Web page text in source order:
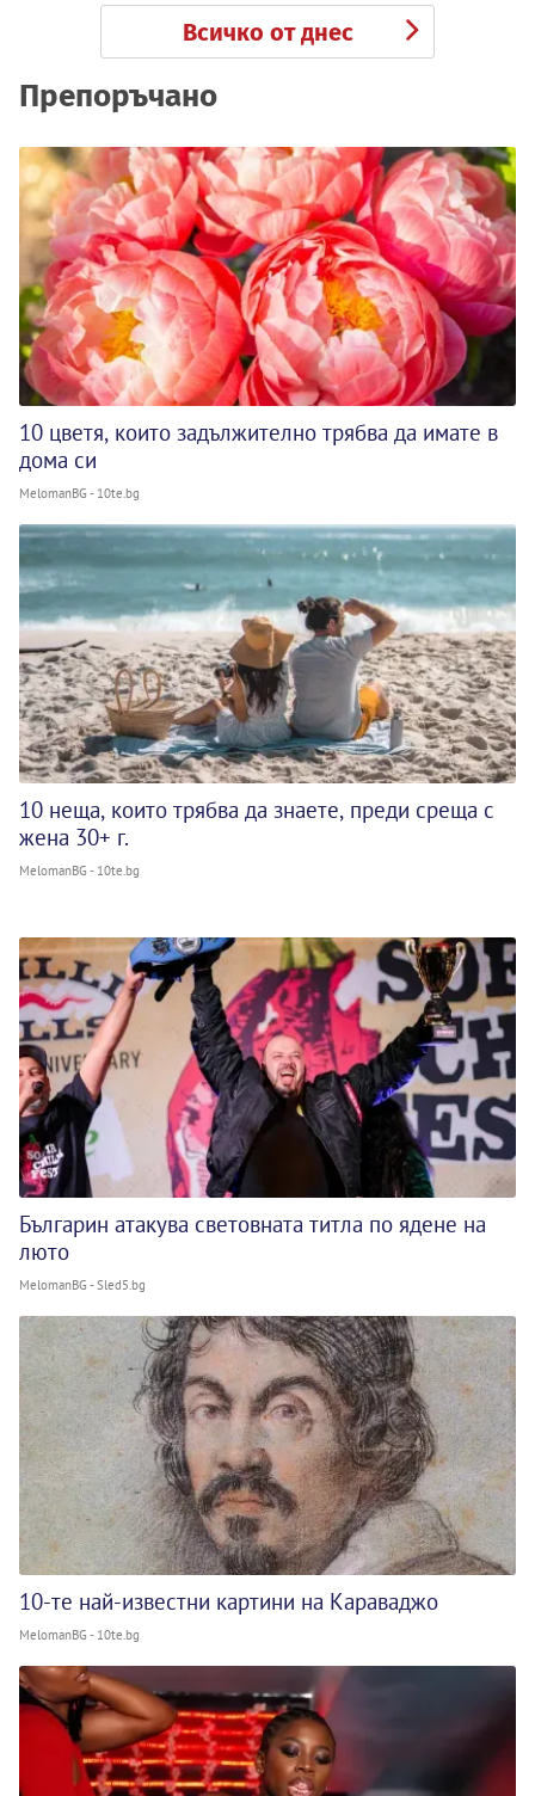
Всичко от днес
Препоръчано
10 цветя, които задължително трябва да имате в
дома си
MelomanBG - 10te.bg
10 неща, които трябва да знаете, преди среща с
жена 30+ г.
MelomanBG - 10te.bg
Българин атакува световната титла по ядене на
люто
MelomanBG - Sled5.bg
10-те най-известни картини на Караваджо
MelomanBG - 10te.bg